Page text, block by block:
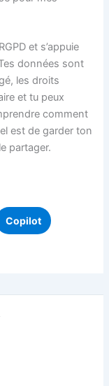
et s’appuie
données sont
les droits
et tu peux
comment
est de garder ton
partager.
Copilot